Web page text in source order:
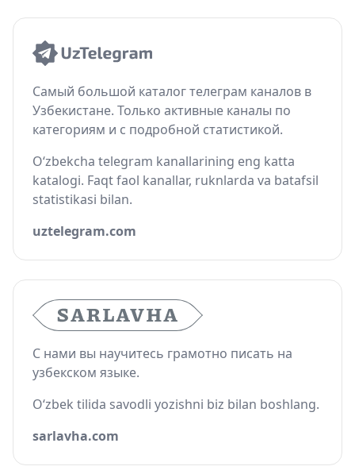
Самый большой каталог телеграм каналов в
Узбекистане. Только активные каналы по
категориям и с подробной статистикой.
O‘zbekcha telegram kanallarining eng katta
katalogi. Faqt faol kanallar, ruknlarda va batafsil
statistikasi bilan.
uztelegram.com
С нами вы научитесь грамотно писать на
узбекском языке.
O‘zbek tilida savodli yozishni biz bilan boshlang.
sarlavha.com